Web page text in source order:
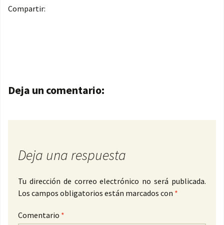
Compartir:
Navegación de entradas
Deja un comentario:
Deja una respuesta
Tu dirección de correo electrónico no será publicada.
Los campos obligatorios están marcados con *
Comentario *